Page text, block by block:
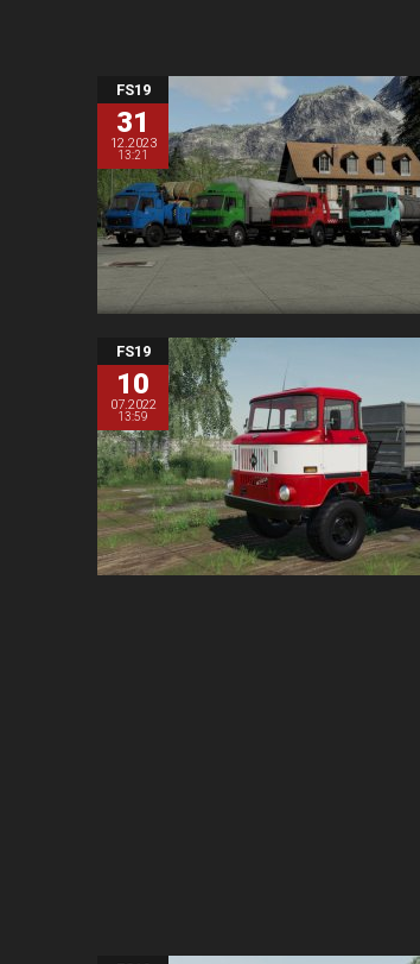
FS19
31
12.2023
13:21
FS19
10
07.2022
13:59